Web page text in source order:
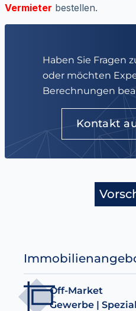
Vermieter bestellen.
Haben Sie Fragen
oder möchten
Berechnungen
Kontakt
Off-Market
Gewerbe | Spezial